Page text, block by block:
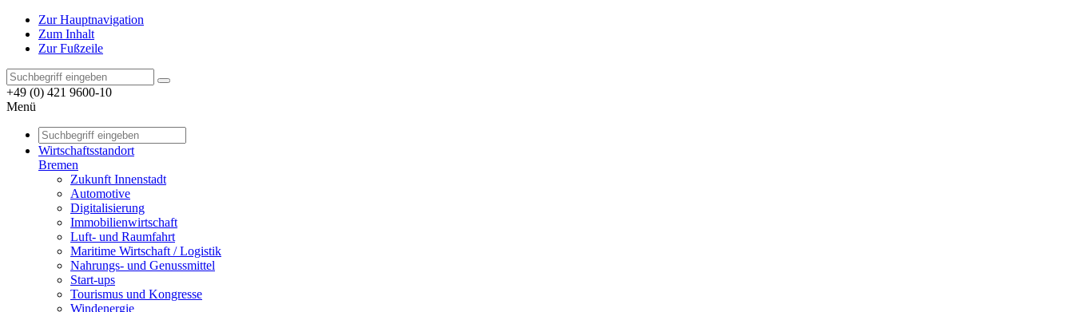
Zur Hauptnavigation
Zum Inhalt
Zur Fußzeile
+49 (0) 421 9600-10
Menü
Wirtschaftsstandort
Bremen
Zukunft Innenstadt
Automotive
Digitalisierung
Immobilienwirtschaft
Luft- und Raumfahrt
Maritime Wirtschaft / Logistik
Nahrungs- und Genussmittel
Start-ups
Tourismus und Kongresse
Windenergie